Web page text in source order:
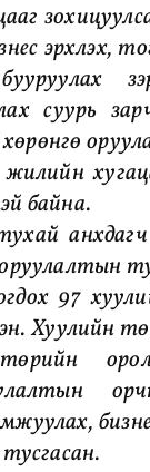
эрхлэх,
суурь
жилийн
байна.
оруулалтын
97
Хуулийн